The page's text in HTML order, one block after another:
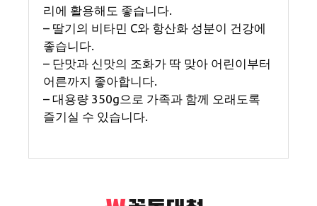
리에 활용해도 좋습니다.
– 딸기의 비타민 C와 항산화 성분이 건강에
좋습니다.
– 단맛과 신맛의 조화가 딱 맞아 어린이부터
어른까지 좋아합니다.
– 대용량 350g으로 가족과 함께 오래도록
즐기실 수 있습니다.